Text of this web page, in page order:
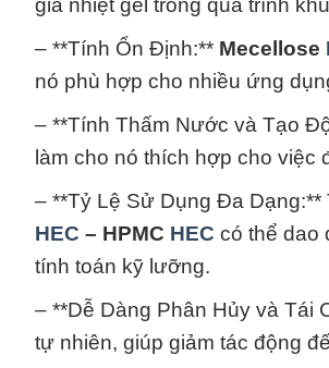
– **Tính Ổn Định:** Mecellose
nó phù hợp cho nhiều ứng
– **Tính Thấm Nước và Tạo
làm cho nó thích hợp cho việc
– **Tỷ Lệ Sử Dụng Đa
HEC – HPMC HEC có thể dao
tính toán kỹ lưỡng.
– **Dễ Dàng Phân Hủy và Tái
tự nhiên, giúp giảm tác động